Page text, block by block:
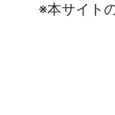
※本サイト